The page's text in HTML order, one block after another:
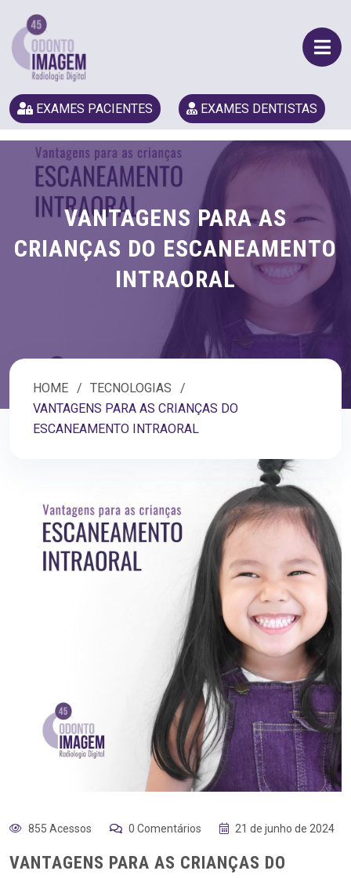
EXAMES PACIENTES EXAMES DENTISTAS
VANTAGENS PARA AS
CRIANÇAS DO ESCANEAMENTO
INTRAORAL
HOME
TECNOLOGIAS
VANTAGENS PARA AS CRIANÇAS DO
ESCANEAMENTO INTRAORAL
855 Acessos 0 Comentários 21 de junho de 2024
VANTAGENS PARA AS CRIANÇAS DO